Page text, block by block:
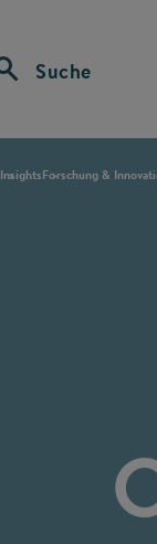
Suche
InsightsForschung &